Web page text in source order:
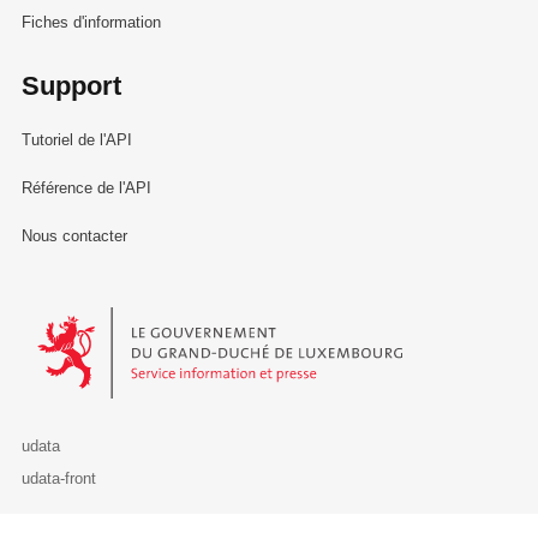
Fiches d'information
Support
Tutoriel de l'API
Référence de l'API
Nous contacter
Le Gouvernement du Grand-Duché de Luxembourg - Service
udata
udata-front